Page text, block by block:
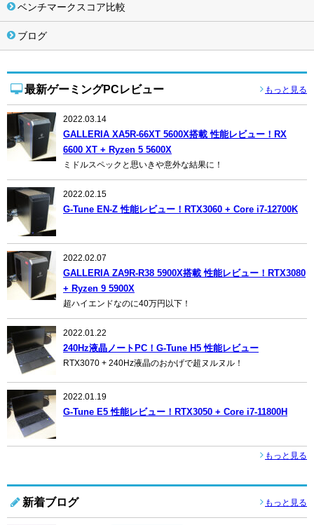
ベンチマークスコア比較
ブログ
最新ゲーミングPCレビュー もっと見る
2022.03.14
GALLERIA XA5R-66XT 5600X搭載 性能レビュー！RX
6600 XT + Ryzen 5 5600X
ミドルスペックと思いきや意外な結果に！
2022.02.15
G-Tune EN-Z 性能レビュー！RTX3060 + Core i7-12700K
2022.02.07
GALLERIA ZA9R-R38 5900X搭載 性能レビュー！RTX3080
+ Ryzen 9 5900X
超ハイエンドなのに40万円以下！
2022.01.22
240Hz液晶ノートPC！G-Tune H5 性能レビュー
RTX3070 + 240Hz液晶のおかげで超ヌルヌル！
2022.01.19
G-Tune E5 性能レビュー！RTX3050 + Core i7-11800H
もっと見る
新着ブログ もっと見る